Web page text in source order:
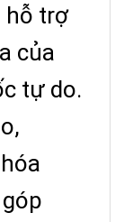
hỗ trợ
của
tự do.